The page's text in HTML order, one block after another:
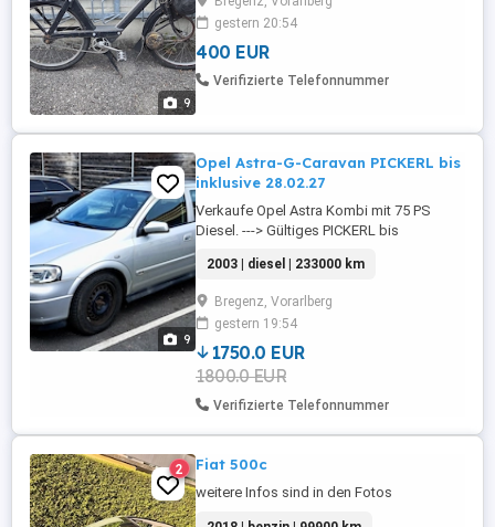
9
vorhanden An Bastler abzugeben
gestern 20:54
400 EUR
Verifizierte Telefonnummer
9
Opel Astra-G-Caravan PICKERL bis
inklusive 28.02.27
Verkaufe Opel Astra Kombi mit 75 PS
Diesel. ---> Gültiges PICKERL bis
07.10.04 Km 232 000 Klima -,gutes Sound
System mit CD Gute Ausstattung Das Auto
ist sehr sehr günstig im Verbrauch und
Versicherung. Es hat hat viel Platz für
Transport oder Fsmilie. Dieses ...
2003 | diesel | 233000 km
Bregenz, Vorarlberg
gestern 19:54
1750.0 EUR
1800.0 EUR
Verifizierte Telefonnummer
2 Fiat 500c
weitere Infos sind in den Fotos